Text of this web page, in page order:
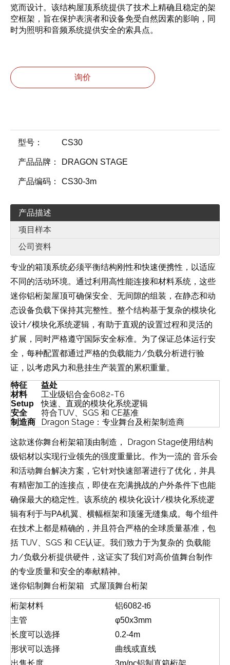
览而设计。该结构屋顶系统提供了技术上精确且稳定的架
空框架，旨在保护表演者和设备免受自然因素的影响，同
时为照明和音频系统提供安全的索具点。
询价
型号： CS30
产品品牌： DRAGON STAGE
产品编码： CS30-3m
产品描述
项目样本
公司资料
专业的箱顶系统必须平衡结构刚性和快速便携性，以适应
不同的活动环境。通过利用高性能连接和材料系统 ，这些
迷你铝桁架屋顶可确保安全、无间隙的组装，在静态和动
态设备负载下保持其完整性。整个结构基于复杂的模块化
设计/模块化系统逻辑 ，有助于直观的设置过程和灵活的
扩展，同时严格遵守国际安全标准。为了保证总体运行安
全，每种配置都通过严格的负载能力/负载分析进行验
证 ，以考虑风力和悬挂生产装置的累积重量。
特征
益处
材料
工业级铝合金6082-T6
Setup 快速、直观的模块化系统逻辑
安全 符合TUV、SGS 和 CE基准
制造商
Dragon Stage：专业舞台及桁架制造商
这款迷你舞台桁架箱顶由制造， Dragon Stage使用结构
级铝材以实现行业领先的强度重量比。作为一流的 音乐会
和活动舞台解决方案 ，它针对快速部署进行了优化，并具
有精密加工的连接点，即使在充满挑战的户外条件下也能
确保最大的稳定性。该系统的 模块化设计/模块化系统逻
辑有利于与PA机翼、横幅框架和顶篷无缝集成。每个组件
在技术上都是精确的，并且符合严格的全球质量基准，包
括 TUV、SGS 和 CE认证。我们致力于为复杂的 负载能
力/负载分析提供硬件 ，这证实了我们对高价值舞台制作
的专业质量和安全的奉献精神。
迷你铝制舞台桁架箱 式屋顶舞台桁架
桁架材料
铝6082-t6
主管
φ50x3mm
长度可以选择
0.2-4m
形状可以选择
曲线或直线
出售长度
3m/pc铝制直箱桁架